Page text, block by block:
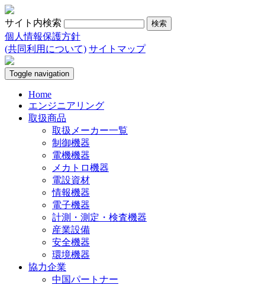
サイト内検索
個人情報保護方針
(共同利用について) サイトマップ
Toggle navigation
Home
エンジニアリング
取扱商品
取扱メーカー一覧
制御機器
電機機器
メカトロ機器
電設資材
情報機器
電子機器
計測・測定・検査機器
産業設備
安全機器
環境機器
協力企業
中国パートナー